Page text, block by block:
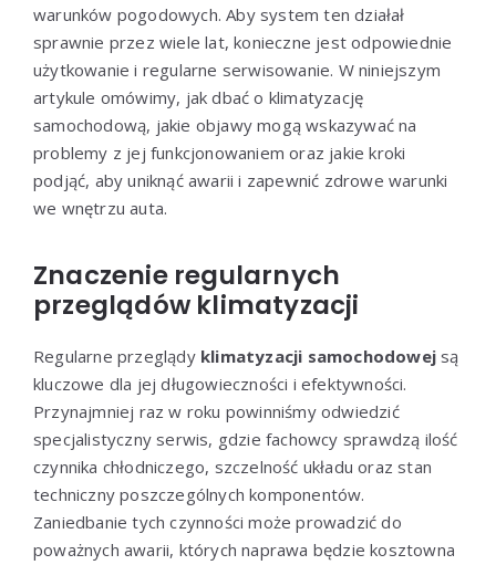
warunków pogodowych. Aby system ten działał
sprawnie przez wiele lat, konieczne jest odpowiednie
użytkowanie i regularne serwisowanie. W niniejszym
artykule omówimy, jak dbać o klimatyzację
samochodową, jakie objawy mogą wskazywać na
problemy z jej funkcjonowaniem oraz jakie kroki
podjąć, aby uniknąć awarii i zapewnić zdrowe warunki
we wnętrzu auta.
Znaczenie regularnych
przeglądów klimatyzacji
Regularne przeglądy klimatyzacji samochodowej są
kluczowe dla jej długowieczności i efektywności.
Przynajmniej raz w roku powinniśmy odwiedzić
specjalistyczny serwis, gdzie fachowcy sprawdzą ilość
czynnika chłodniczego, szczelność układu oraz stan
techniczny poszczególnych komponentów.
Zaniedbanie tych czynności może prowadzić do
poważnych awarii, których naprawa będzie kosztowna